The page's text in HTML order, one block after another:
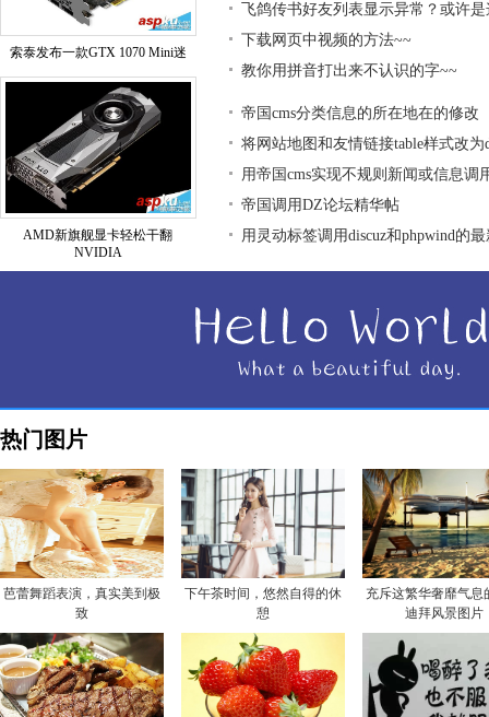
索泰发布一款GTX 1070 Mini迷
AMD新旗舰显卡轻松干翻
NVIDIA
飞鸽传书好友列表显示异常？或许
下载网页中视频的方法~~
教你用拼音打出来不认识的字~~
帝国cms分类信息的所在地在的修改
将网站地图和友情链接table样式改为
用帝国cms实现不规则新闻或信息调
帝国调用DZ论坛精华帖
用灵动标签调用discuz和phpwind的
热门图片
芭蕾舞蹈表演，真实美到极
致
下午茶时间，悠然自得的休
憩
充斥这繁华奢靡气息
迪拜风景图片